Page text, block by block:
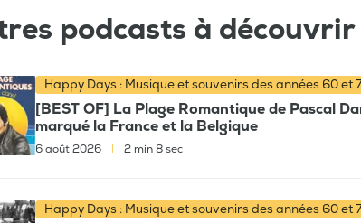
podcasts à découvrir
Happy Days : Musique et souvenirs des années 60 et
[BEST OF] La Plage Romantique de Pascal
marqué la France et la Belgique
6 août 2026 2 min 8 sec
Happy Days : Musique et souvenirs des années 60 et